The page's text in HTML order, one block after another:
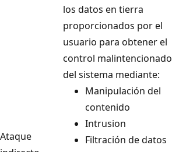
Ataque
los datos en tierra
proporcionados por el
usuario para obtener el
control malintencionado
del sistema mediante:
Manipulación del
contenido
Intrusion
Filtración de datos